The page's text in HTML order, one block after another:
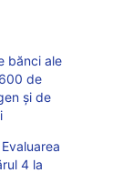
bănci ale
de
și de
4 la